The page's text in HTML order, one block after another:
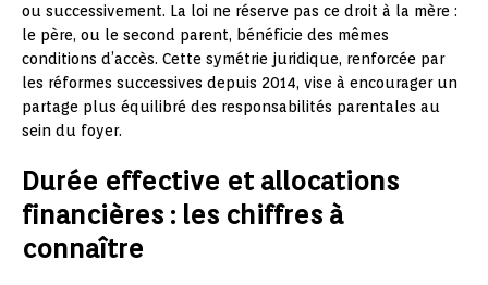
ou successivement. La loi ne réserve pas ce droit à la mère :
le père, ou le second parent, bénéficie des mêmes
conditions d’accès. Cette symétrie juridique, renforcée par
les réformes successives depuis 2014, vise à encourager un
partage plus équilibré des responsabilités parentales au
sein du foyer.
Durée effective et allocations
financières : les chiffres à
connaître